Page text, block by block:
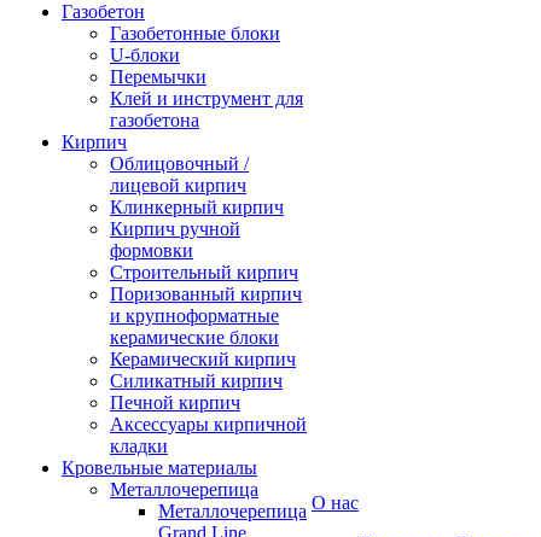
Газобетон
Газобетонные блоки
U-блоки
Перемычки
Клей и инструмент для
газобетона
Кирпич
Облицовочный /
лицевой кирпич
Клинкерный кирпич
Кирпич ручной
формовки
Строительный кирпич
Поризованный кирпич
и крупноформатные
керамические блоки
Керамический кирпич
Силикатный кирпич
Печной кирпич
Аксессуары кирпичной
кладки
Кровельные материалы
Металлочерепица
Металлочерепица
Grand Line
О нас